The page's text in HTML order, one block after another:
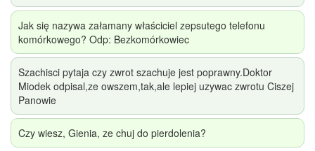
Jak się nazywa załamany właściciel zepsutego telefonu
komórkowego? Odp: Bezkomórkowiec
Szachisci pytaja czy zwrot szachuje jest poprawny.Doktor
Miodek odpisal,ze owszem,tak,ale lepiej uzywac zwrotu Ciszej
Panowie
Czy wiesz, Gienia, ze chuj do pierdolenia?